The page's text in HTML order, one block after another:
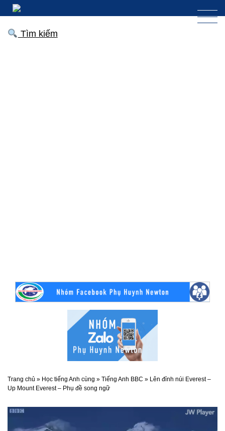
Tìm kiếm
Trang chủ » Học tiếng Anh cùng » Tiếng Anh BBC » Lên đỉnh núi Everest –
Up Mount Everest – Phụ đề song ngữ